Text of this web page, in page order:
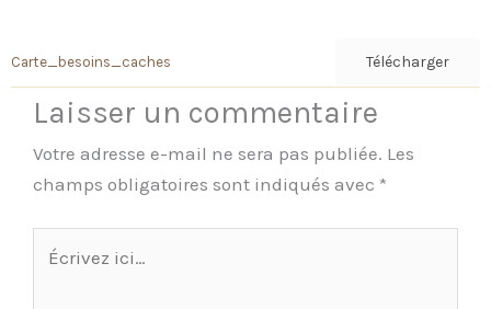
Carte_besoins_caches Télécharger
Laisser un commentaire
Votre adresse e-mail ne sera pas publiée. Les
champs obligatoires sont indiqués avec *